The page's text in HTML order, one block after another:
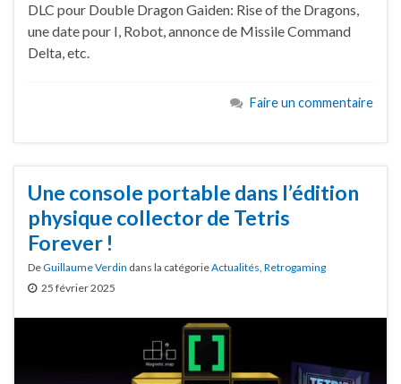
DLC pour Double Dragon Gaiden: Rise of the Dragons,
une date pour I, Robot, annonce de Missile Command
Delta, etc.
Faire un commentaire
Une console portable dans l’édition
physique collector de Tetris
Forever !
DeGuillaume Verdin dans la catégorieActualités, Retrogaming
25 février 2025